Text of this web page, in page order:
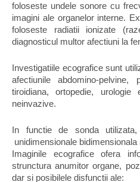
foloseste undele sonore cu
imagini ale organelor interne.
foloseste radiatii ionizate
diagnosticul multor afectiuni la
Investigatiile ecografice sunt
afectiunile abdomino-pelvine,
tiroidiana, ortopedie,
neinvazive.
In functie de sonda
unidimensionale
Imaginile ecografice ofera
strunctura anumitor organe,
dar si posibilele disfunctii ale: